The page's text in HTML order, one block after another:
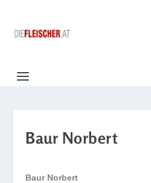
Baur Norbert
Baur Norbert